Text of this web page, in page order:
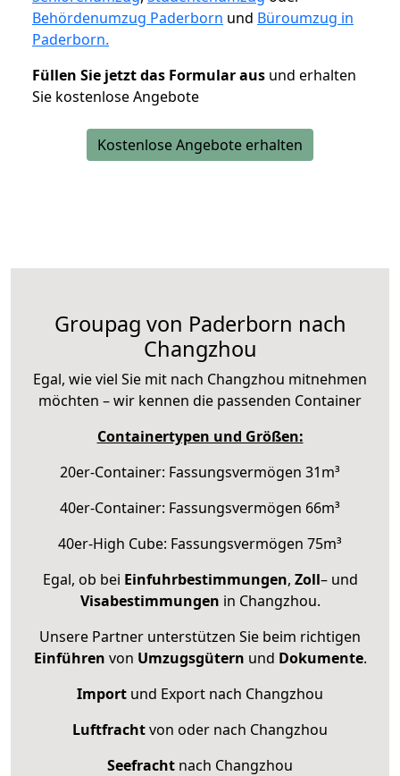
Behördenumzug Paderborn und Büroumzug in
Paderborn.
Füllen Sie jetzt das Formular aus und erhalten
Sie kostenlose Angebote
Kostenlose Angebote erhalten
Groupag von Paderborn nach
Changzhou
Egal, wie viel Sie mit nach Changzhou mitnehmen
möchten – wir kennen die passenden Container
Containertypen und Größen:
20er-Container: Fassungsvermögen 31m³
40er-Container: Fassungsvermögen 66m³
40er-High Cube: Fassungsvermögen 75m³
Egal, ob bei Einfuhrbestimmungen, Zoll– und
Visabestimmungen in Changzhou.
Unsere Partner unterstützen Sie beim richtigen
Einführen von Umzugsgütern und Dokumente.
Import und Export nach Changzhou
Luftfrachtvon oder nach Changzhou
Seefracht nach Changzhou